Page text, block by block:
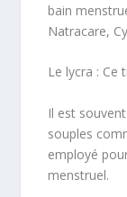
bain
Natracare,
Le lycra : Ce
Il est
souples
employé
menstruel.